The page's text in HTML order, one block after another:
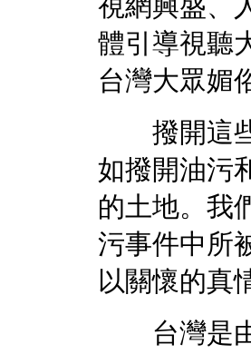
視網興盛、
體引導視聽
台灣大眾媚
撥開這些
如撥開油污
的土地。我
污事件中所
以關懷的真
台灣是由